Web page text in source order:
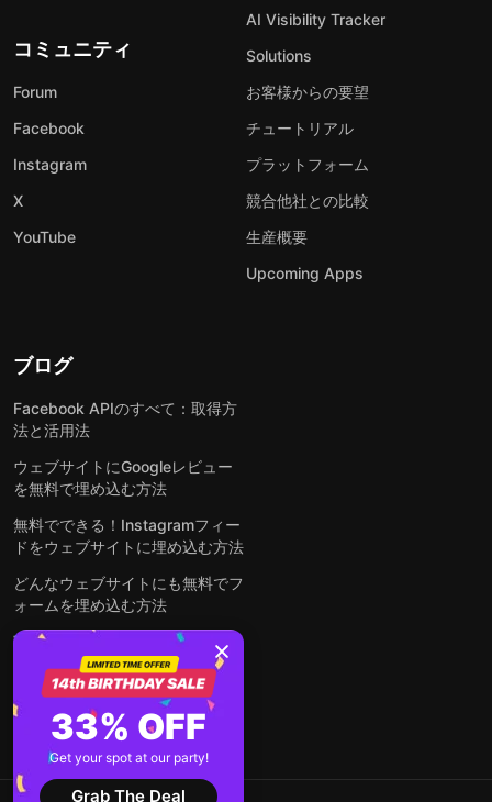
コミュニティ
Forum
Facebook
Instagram
X
YouTube
AI Visibility Tracker
Solutions
お客様からの要望
チュートリアル
プラットフォーム
競合他社との比較
生産概要
Upcoming Apps
ブログ
Facebook APIのすべて：取得方
法と活用法
ウェブサイトにGoogleレビュー
を無料で埋め込む方法
無料でできる！Instagramフィー
ドをウェブサイトに埋め込む方法
どんなウェブサイトにも無料でフ
ォームを埋め込む方法
WordPressサイトにLinkedInフ
ィードを埋め込む方法は？
全ての投稿を見る
33% OFF
Get your spot at our party!
Grab The Deal